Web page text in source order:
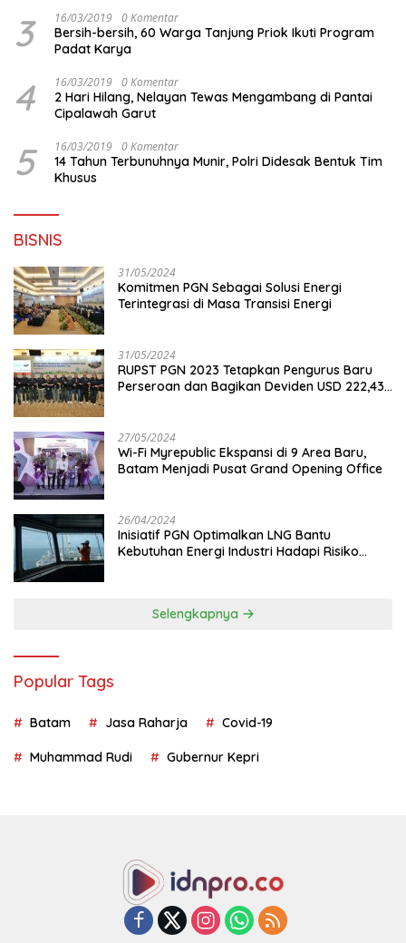
3 16/03/2019 0 Komentar
Bersih-bersih, 60 Warga Tanjung Priok Ikuti Program
Padat Karya
4 16/03/2019 0 Komentar
2 Hari Hilang, Nelayan Tewas Mengambang di Pantai
Cipalawah Garut
5 16/03/2019 0 Komentar
14 Tahun Terbunuhnya Munir, Polri Didesak Bentuk Tim
Khusus
BISNIS
31/05/2024
Komitmen PGN Sebagai Solusi Energi
Terintegrasi di Masa Transisi Energi
31/05/2024
RUPST PGN 2023 Tetapkan Pengurus Baru
Perseroan dan Bagikan Deviden USD 222,43
27/05/2024
Wi-Fi Myrepublic Ekspansi di 9 Area Baru,
Batam Menjadi Pusat Grand Opening Office
26/04/2024
Inisiatif PGN Optimalkan LNG Bantu
Kebutuhan Energi Industri Hadapi Risiko
Selengkapnya
Popular Tags
Batam Jasa Raharja Covid-19
Muhammad Rudi Gubernur Kepri